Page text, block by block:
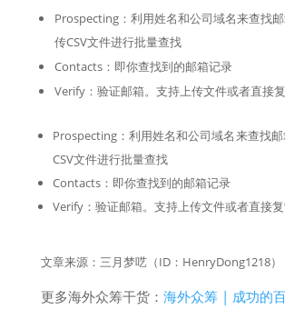
Prospecting：利用姓名和公司域名来查找
传CSV文件进行批量查找
Contacts：即你查找到的邮箱记录
Verify：验证邮箱。支持上传文件或者直接
Prospecting：利用姓名和公司域名来查找
CSV文件进行批量查找
Contacts：即你查找到的邮箱记录
Verify：验证邮箱。支持上传文件或者直接
文章来源：三月梦呓（ID：HenryDong1218）
更多海外众筹干货： 海外众筹 | 成功的